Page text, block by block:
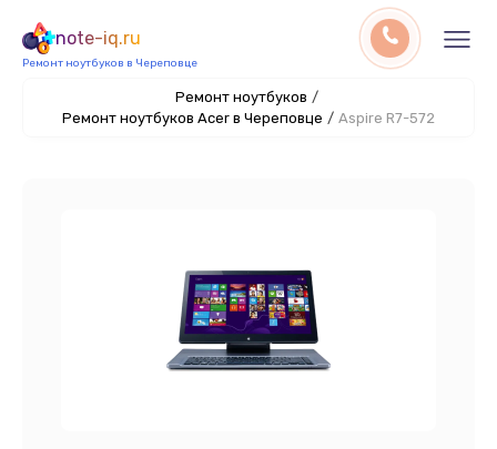
note-iq.ru
Ремонт ноутбуков в Череповце
Ремонт ноутбуков /
Ремонт ноутбуков Acer в Череповце / Aspire R7-572